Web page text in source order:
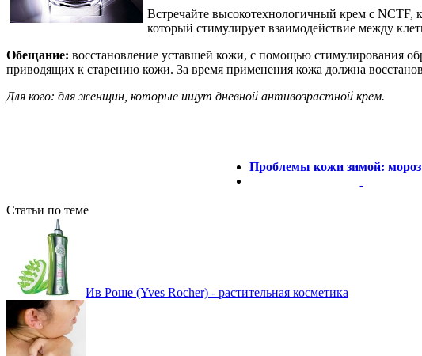
Встречайте высокотехнологичный крем с NCTF,
который стимулирует взаимодействие между
Обещание: восстановление уставшей кожи, с помощью стимулирования
приводящих к старению кожи. За время применения кожа должна
Для кого: для женщин, которые ищут дневной антивозрастной крем.
Проблемы кожи зимой: мороз
Статьи по теме
Ив Роше (Yves Rocher) - растительная косметика